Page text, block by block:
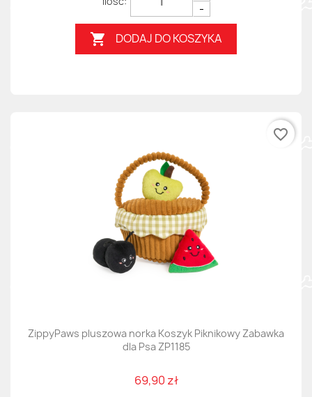
-
 DODAJ DO KOSZYKA
ZippyPaws pluszowa norka Koszyk Piknikowy Zabawka
dla Psa ZP1185
69,90 zł
favorite_border